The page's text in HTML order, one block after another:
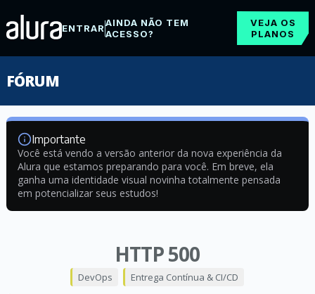
ENTRARAINDA NÃO TEM
ACESSO?
VEJA OS
PLANOS
FÓRUM
Importante
Você está vendo a versão anterior da nova experiência da
Alura que estamos preparando para você. Em breve, ela
ganha uma identidade visual novinha totalmente pensada
em potencializar seus estudos!
HTTP 500
DevOps Entrega Contínua & CI/CD